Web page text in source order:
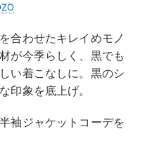
合わせたキレイめモノ
が今季らしく、黒でも
い着こなしに。黒のシ
印象を底上げ。
袖ジャケットコーデを